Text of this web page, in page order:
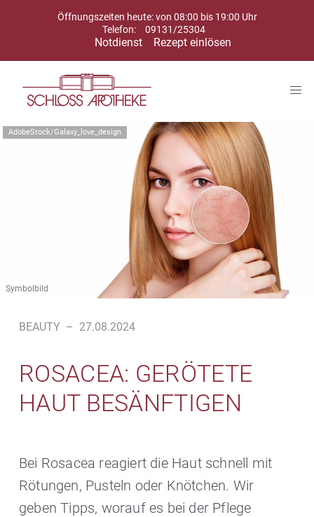
Öffnungszeiten heute: von 08:00 bis 19:00 Uhr
Telefon:
09131/25304
Notdienst Rezept einlösen
AdobeStock/Galaxy_love_design
Symbolbild
BEAUTY – 27.08.2024
ROSACEA: GERÖTETE
HAUT BESÄNFTIGEN
Bei Rosacea reagiert die Haut schnell mit
Rötungen, Pusteln oder Knötchen. Wir
geben Tipps, worauf es bei der Pflege